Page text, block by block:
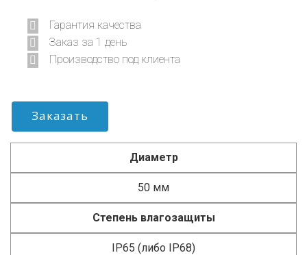
Гарантия качества
Заказ за 1 день
Производство под клиента
Заказать
Диаметр
50 мм
Степень влагозащиты
IP65 (либо IP68)